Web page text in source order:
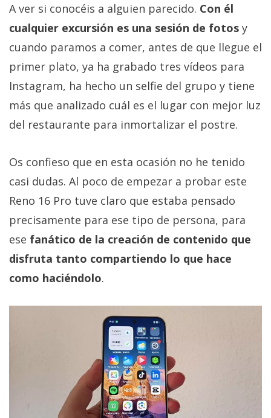
A ver si conocéis a alguien parecido. Con él
cualquier excursión es una sesión de fotos y
cuando paramos a comer, antes de que llegue el
primer plato, ya ha grabado tres vídeos para
Instagram, ha hecho un selfie del grupo y tiene
más que analizado cuál es el lugar con mejor luz
del restaurante para inmortalizar el postre.
Os confieso que en esta ocasión no he tenido
casi dudas. Al poco de empezar a probar este
Reno 16 Pro tuve claro que estaba pensado
precisamente para ese tipo de persona, para
ese fanático de la creación de contenido que
disfruta tanto compartiendo lo que hace
como haciéndolo.